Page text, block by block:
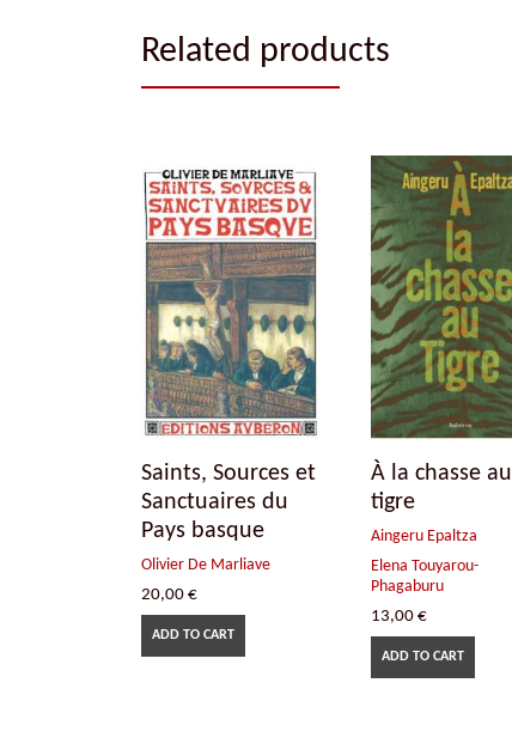
Related products
Saints, Sources et
Sanctuaires du
Pays basque
Olivier De Marliave
20,00 €
ADD TO CART
À la chasse au
tigre
Aingeru Epaltza
Elena Touyarou-
Phagaburu
13,00 €
ADD TO CART